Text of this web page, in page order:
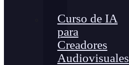
Curso de IA
para
Creadores
Audiovisuales